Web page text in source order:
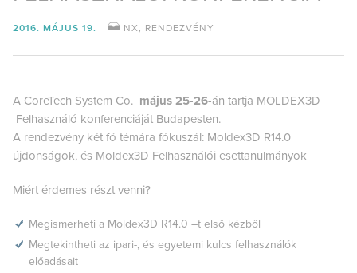
2016. MÁJUS 19. NX, RENDEZVÉNY
A CoreTech System Co. május 25-26-án tartja MOLDEX3D
Felhasználó konferenciáját Budapesten.
A rendezvény két fő témára fókuszál: Moldex3D R14.0
újdonságok, és Moldex3D Felhasználói esettanulmányok
Miért érdemes részt venni?
Megismerheti a Moldex3D R14.0 –t első kézből
Megtekintheti az ipari-, és egyetemi kulcs felhasználók
előadásait